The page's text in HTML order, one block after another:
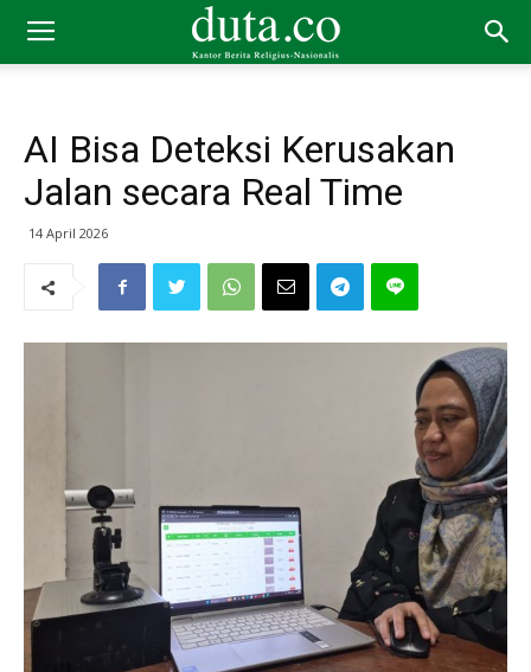
AI Bisa Deteksi Kerusakan
Jalan secara Real Time
14 April 2026